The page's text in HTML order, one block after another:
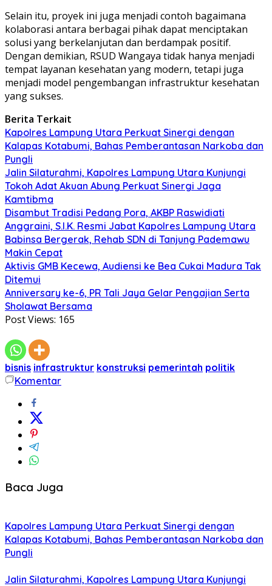
Selain itu, proyek ini juga menjadi contoh bagaimana
kolaborasi antara berbagai pihak dapat menciptakan
solusi yang berkelanjutan dan berdampak positif.
Dengan demikian, RSUD Wangaya tidak hanya menjadi
tempat layanan kesehatan yang modern, tetapi juga
menjadi model pengembangan infrastruktur kesehatan
yang sukses.
Berita Terkait
Kapolres Lampung Utara Perkuat Sinergi dengan
Kalapas Kotabumi, Bahas Pemberantasan Narkoba dan
Pungli
Jalin Silaturahmi, Kapolres Lampung Utara Kunjungi
Tokoh Adat Akuan Abung Perkuat Sinergi Jaga
Kamtibma
Disambut Tradisi Pedang Pora, AKBP Raswidiati
Anggraini, S.I.K. Resmi Jabat Kapolres Lampung Utara
Babinsa Bergerak, Rehab SDN di Tanjung Pademawu
Makin Cepat
Aktivis GMB Kecewa, Audiensi ke Bea Cukai Madura Tak
Ditemui
Anniversary ke-6, PR Tali Jaya Gelar Pengajian Serta
Sholawat Bersama
Post Views: 165
bisnis infrastruktur konstruksi pemerintah politik
Komentar
Baca Juga
Kapolres Lampung Utara Perkuat Sinergi dengan
Kalapas Kotabumi, Bahas Pemberantasan Narkoba dan
Pungli
Jalin Silaturahmi, Kapolres Lampung Utara Kunjungi